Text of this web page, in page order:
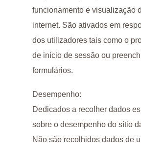
funcionamento e visualização
internet. São ativados em
dos utilizadores tais como o
de início de sessão ou
formulários.
Desempenho:
Dedicados a recolher dados
sobre o desempenho do sítio
Não são recolhidos dados de